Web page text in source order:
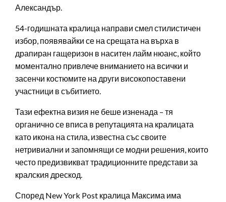
Александър.
54-годишната кралица направи смел стилистичен
избор, появявайки се на срещата на върха в
драпиран гащеризон в наситен лайм нюанс, който
моментално привлече вниманието на всички и
засенчи костюмите на други високопоставени
участници в събитието.
Тази ефектна визия не беше изненада – тя
органично се вписа в репутацията на кралицата
като икона на стила, известна със своите
нетривиални и запомнящи се модни решения, които
често предизвикват традиционните представи за
кралския дрескод.
Според New York Post кралица Максима има